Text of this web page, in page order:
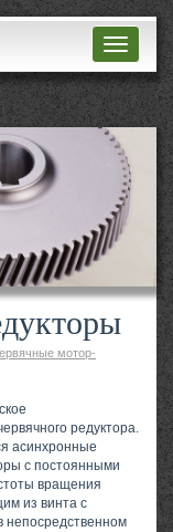
мотор-
редуктора.
асинхронные
с постоянными
вращения
из винта с
непосредственном